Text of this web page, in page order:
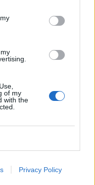
of my
with the
Privacy Policy
προς όφελος
βρίσκεται η
τιμές στο ράφι